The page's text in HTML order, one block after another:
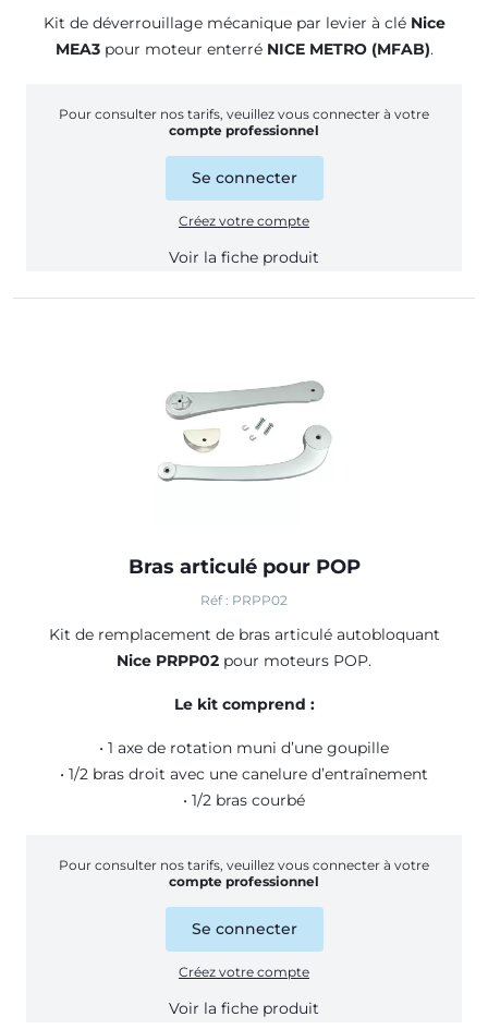
Kit de déverrouillage mécanique par levier à clé Nice
MEA3pour moteur enterré NICE METRO (MFAB).
Pour consulter nos tarifs, veuillez vous connecter à votre
compte professionnel
Se connecter
Créez votre compte
Voir la fiche produit
Bras articulé pour POP
Réf : PRPP02
Kit de remplacement de bras articulé autobloquant
Nice PRPP02 pour moteurs POP.
Le kit comprend :
• 1 axe de rotation muni d’une goupille
• 1/2 bras droit avec une canelure d’entraînement
• 1/2 bras courbé
Pour consulter nos tarifs, veuillez vous connecter à votre
compte professionnel
Se connecter
Créez votre compte
Voir la fiche produit